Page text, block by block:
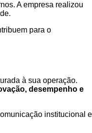
A empresa realizou
para o
à sua operação.
desempenho e
institucional e